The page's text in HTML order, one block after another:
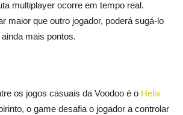
multiplayer ocorre em tempo real.
maior que outro jogador, poderá sugá-lo
mais pontos.
os jogos casuais da Voodoo é o Helix
o game desafia o jogador a controlar